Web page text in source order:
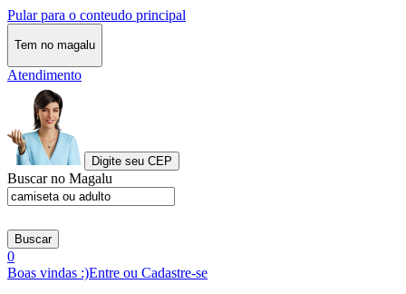
Pular para o conteudo principal
Tem no magalu
Atendimento
Digite seu CEP
Buscar no Magalu
Buscar
0
Boas vindas :)Entre ou Cadastre-se